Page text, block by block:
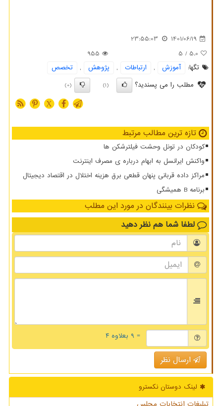
1401/06/19
23:55:03
5.0
/ 5
955
تگها:
آموزش , ارتباطات , پژوهش ,
تخصص
مطلب را می پسندید؟
(1)
(0)
X
تازه ترین مطالب مرتبط
کودکان در تونل وحشت فیلترشکن ها
واکنش ایرانسل به ابهام درباره ی مصرف اینترنت
مراکز داده قربانی پنهان قطعی برق هزینه اختلال در اقتصاد دیجیتال
برنامه B همیشگی
نظرات بینندگان در مورد این مطلب
لطفا شما هم نظر دهید
= ۹ بعلاوه ۴
ارسال نظر
لینک دوستان نكسترو